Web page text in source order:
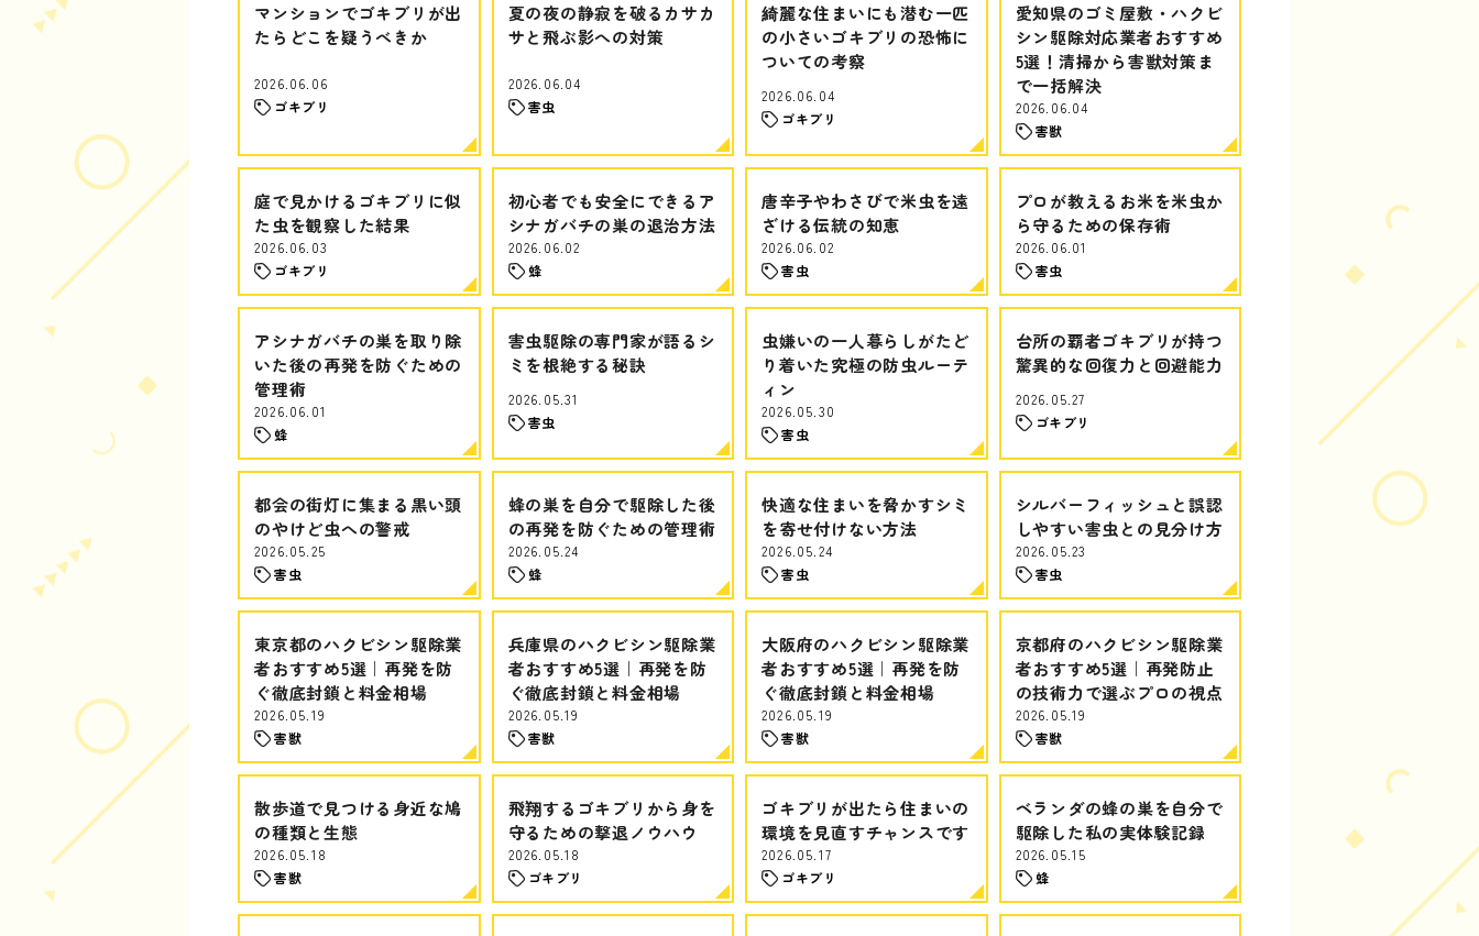
マンションでゴキブリが出
たらどこを疑うべきか
2026.06.06
ゴキブリ
夏の夜の静寂を破るカサカ
サと飛ぶ影への対策
2026.06.04
害虫
綺麗な住まいにも潜む一匹
の小さいゴキブリの恐怖に
ついての考察
2026.06.04
ゴキブリ
愛知県のゴミ屋敷・ハクビ
シン駆除対応業者おすすめ
5選！清掃から害獣対策ま
で一括解決
2026.06.04
害獣
庭で見かけるゴキブリに似
た虫を観察した結果
2026.06.03
ゴキブリ
初心者でも安全にできるア
シナガバチの巣の退治方法
2026.06.02
蜂
唐辛子やわさびで米虫を遠
ざける伝統の知恵
2026.06.02
害虫
プロが教えるお米を米虫か
ら守るための保存術
2026.06.01
害虫
アシナガバチの巣を取り除
いた後の再発を防ぐための
管理術
2026.06.01
蜂
害虫駆除の専門家が語るシ
ミを根絶する秘訣
2026.05.31
害虫
虫嫌いの一人暮らしがたど
り着いた究極の防虫ルーテ
ィン
2026.05.30
害虫
台所の覇者ゴキブリが持つ
驚異的な回復力と回避能力
2026.05.27
ゴキブリ
都会の街灯に集まる黒い頭
のやけど虫への警戒
2026.05.25
害虫
蜂の巣を自分で駆除した後
の再発を防ぐための管理術
2026.05.24
蜂
快適な住まいを脅かすシミ
を寄せ付けない方法
2026.05.24
害虫
シルバーフィッシュと誤認
しやすい害虫との見分け方
2026.05.23
害虫
東京都のハクビシン駆除業
者おすすめ5選｜再発を防
ぐ徹底封鎖と料金相場
2026.05.19
害獣
兵庫県のハクビシン駆除業
者おすすめ5選｜再発を防
ぐ徹底封鎖と料金相場
2026.05.19
害獣
大阪府のハクビシン駆除業
者おすすめ5選｜再発を防
ぐ徹底封鎖と料金相場
2026.05.19
害獣
京都府のハクビシン駆除業
者おすすめ5選｜再発防止
の技術力で選ぶプロの視点
2026.05.19
害獣
散歩道で見つける身近な鳩
の種類と生態
2026.05.18
害獣
飛翔するゴキブリから身を
守るための撃退ノウハウ
2026.05.18
ゴキブリ
ゴキブリが出たら住まいの
環境を見直すチャンスです
2026.05.17
ゴキブリ
ベランダの蜂の巣を自分で
駆除した私の実体験記録
2026.05.15
蜂